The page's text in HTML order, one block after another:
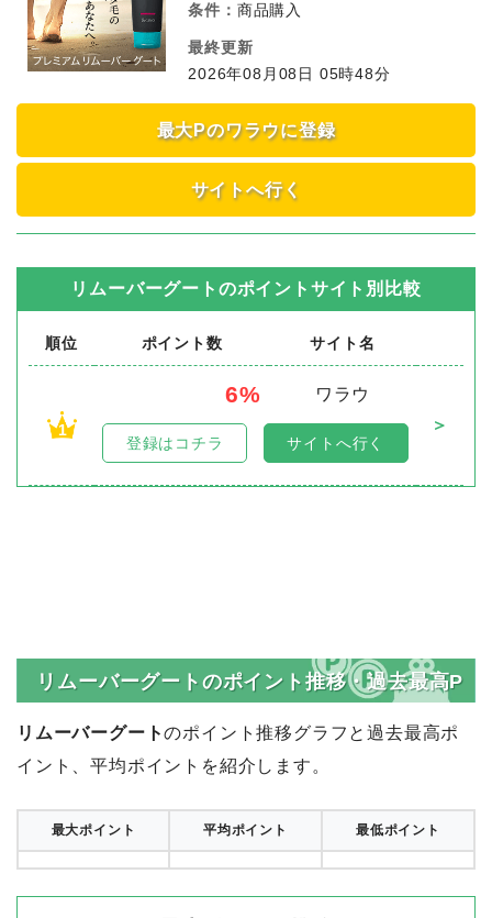
条件： 商品購入
最終更新
2026年08月08日 05時48分
最大Pのワラウに登録
サイトへ行く
リムーバーグート のポイントサイト別比較
順位 ポイント数 サイト名
1
6%
ワラウ
＞
登録はコチラ サイトへ行く
リムーバーグートのポイント推移・過去最高P
リムーバーグートのポイント推移グラフと過去最高ポ
イント、平均ポイントを紹介します。
最大ポイント 平均ポイント 最低ポイント